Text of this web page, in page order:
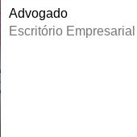
Advogado
Escritório Empresarial